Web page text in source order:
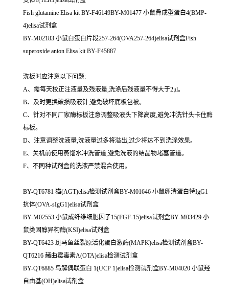
Fish glutamine Elisa kit BY-F46149BY-M01477 小鼠骨成型蛋白4(BMP-
4)elisa试剂盒
BY-M02183 小鼠白蛋白片段257-264(OVA257-264)elisa试剂盒Fish
superoxide anion Elisa kit BY-F45887
洗板时应注意以下问题:
A、需每天校正注液量及残液量,洗涤后残液量不得大于2μl。
B、及时更换破损吸液针,避免破坏底板包被。
C、针对不同厂家酶标板注意调整吸液头下降高度,避免冲洗针头卡住酶
标板。
D、注意调整洗液量,洗液量过多将溢出,过少将达不到洗涤效果。
E、关机前使用蒸馏水冲洗管道,避免洗液的结晶物堵塞管道。
F、不同种试剂盒的洗液严禁混合使用。
BY-QT6781 猫(AGT)elisa检测试剂盒BY-M01646 小鼠卵清蛋白特IgG1
抗体(OVA-sIgG1)elisa试剂盒
BY-M02553 小鼠成纤维细胞因子15(FGF-15)elisa试剂盒BY-M03429 小
鼠类固醇异构酶(KSI)elisa试剂盒
BY-QT6423 斑马鱼丝裂原活化蛋白激酶(MAPK)elisa检测试剂盒BY-
QT6216 赭曲霉毒素A(OTA)elisa检测试剂盒
BY-QT6885 鸟解偶联蛋白 1(UCP 1)elisa检测试剂盒BY-M04020 小鼠羟
自由基(OH)elisa试剂盒